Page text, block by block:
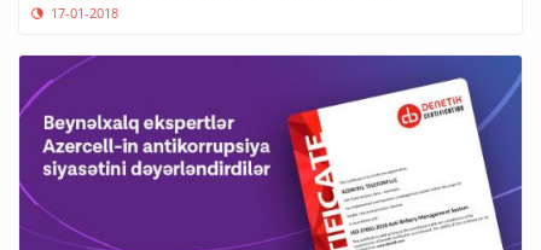
17-01-2018